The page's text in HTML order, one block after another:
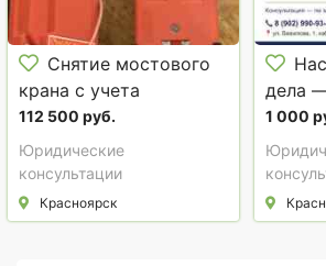
Снятие мостового
крана с учета
Ростехнадзора
112 500 руб.
Юридические
консультации
Красноярск
дела
1 000